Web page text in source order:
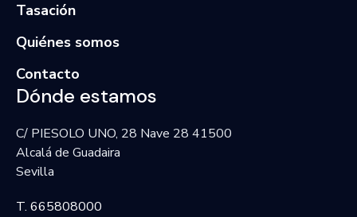
Tasación
Quiénes somos
Contacto
Dónde estamos
C/ PIESOLO UNO, 28 Nave 28 41500
Alcalá de Guadaira
Sevilla
T. 665808000